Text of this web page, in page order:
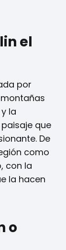
el
por
la
que
De
como
con la
la hacen
o